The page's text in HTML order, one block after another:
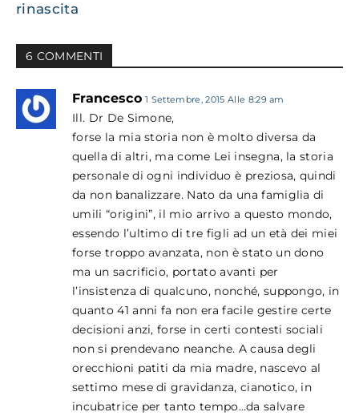
rinascita
6 COMMENTI
Francesco 1 Settembre, 2015 Alle 8:29 am
Ill. Dr De Simone,
forse la mia storia non è molto diversa da
quella di altri, ma come Lei insegna, la storia
personale di ogni individuo è preziosa, quindi
da non banalizzare. Nato da una famiglia di
umili “origini”, il mio arrivo a questo mondo,
essendo l’ultimo di tre figli ad un età dei miei
forse troppo avanzata, non è stato un dono
ma un sacrificio, portato avanti per
l’insistenza di qualcuno, nonché, suppongo, in
quanto 41 anni fa non era facile gestire certe
decisioni anzi, forse in certi contesti sociali
non si prendevano neanche. A causa degli
orecchioni patiti da mia madre, nascevo al
settimo mese di gravidanza, cianotico, in
incubatrice per tanto tempo…da salvare